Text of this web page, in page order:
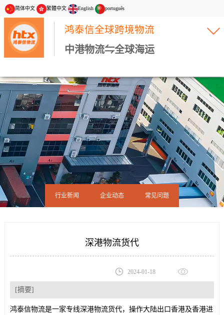
简体中文 繁體中文 English português
鸿泰信全球跨境物流
中港物流⇋全球海运
行业新闻 企业动态 常见问题
深港物流货代
2024-01-18
[摘要]
鸿泰信物流是一家专线深港物流货代， 操作大陆出口香港及香港进